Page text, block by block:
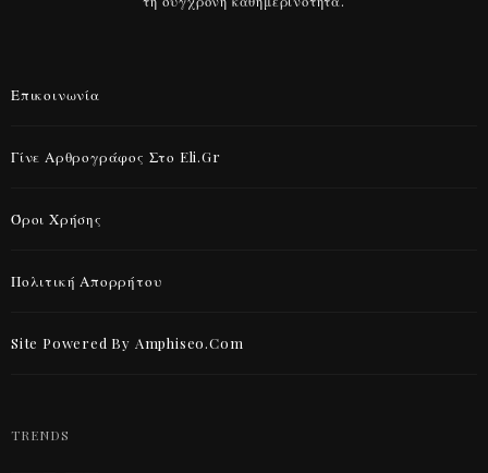
Επικοινωνία
Γίνε Αρθρογράφος Στο Eli.gr
Όροι Χρήσης
Πολιτική Απορρήτου
Site Powered By Amphiseo.com
TRENDS